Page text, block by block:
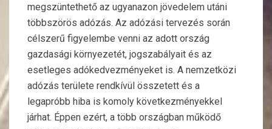
megszüntethető az ugyanazon jövedelem utáni
többszörös adózás. Az adózási tervezés során
célszerű figyelembe venni az adott ország
gazdasági környezetét, jogszabályait és az
esetleges adókedvezményeket is. A nemzetközi
adózás területe rendkívül összetett és a
legapróbb hiba is komoly következményekkel
járhat. Éppen ezért, a több országban működő